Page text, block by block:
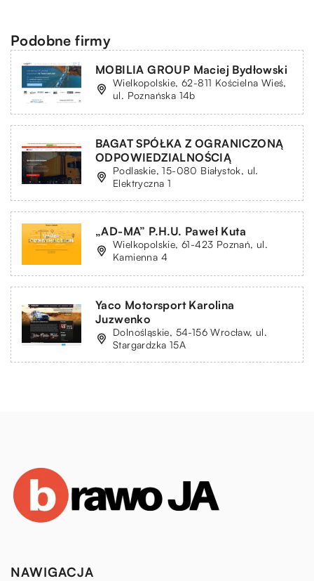
Podobne firmy
MOBILIA GROUP Maciej Bydłowski
Wielkopolskie, 62-811 Kościelna Wieś,
ul. Poznańska 14b
BAGAT SPÓŁKA Z OGRANICZONĄ
ODPOWIEDZIALNOŚCIĄ
Podlaskie, 15-080 Białystok, ul.
Elektryczna 1
„AD-MA” P.H.U. Paweł Kuta
Wielkopolskie, 61-423 Poznań, ul.
Kamienna 4
Yaco Motorsport Karolina
Juzwenko
Dolnośląskie, 54-156 Wrocław, ul.
Stargardzka 15A
NAWIGACJA